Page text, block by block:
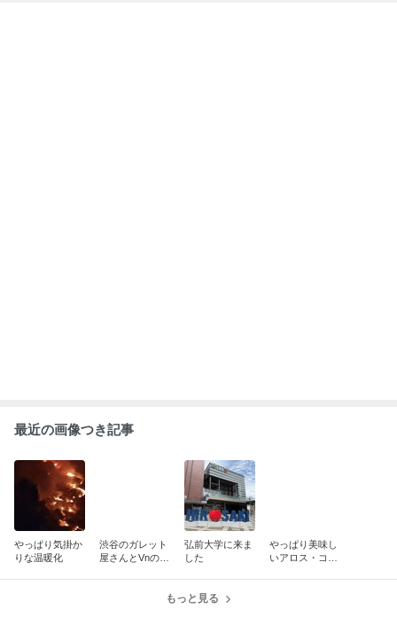
最近の画像つき記事
やっぱり気掛か
りな温暖化
渋谷のガレット
屋さんとVnの思
弘前大学に来ま
した
やっぱり美味し
いアロス・コ
もっと見る